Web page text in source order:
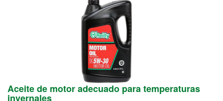
Aceite de motor adecuado para temperaturas
invernales